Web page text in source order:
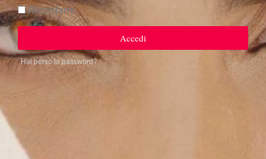
Ricordami
Accedi
Hai perso la password?